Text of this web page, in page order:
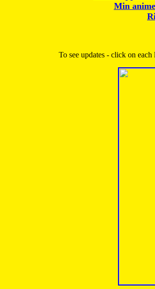
Min
To see updates - click on